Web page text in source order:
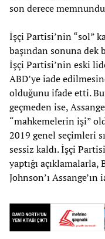
son derece
İşçi Partisi’nin “sol”
başından sonuna dek
İşçi Partisi’nin eski
ABD’ye iade
olduğunu ifade etti.
geçmeden ise,
“mahkemelerin işi”
2019 genel seçimleri
sessiz kaldı. İşçi
yaptığı açıklamalarla,
Johnson’ı